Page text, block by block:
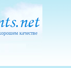
качестве